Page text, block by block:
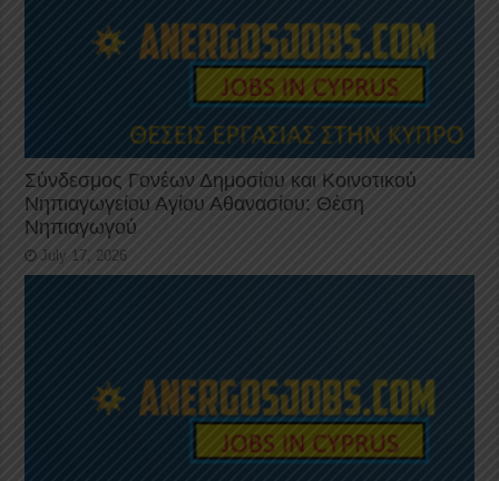
Σύνδεσμος Γονέων Δημοσίου και Κοινοτικού
Νηπιαγωγείου Αγίου Αθανασίου: Θέση
Νηπιαγωγού
July 17, 2026